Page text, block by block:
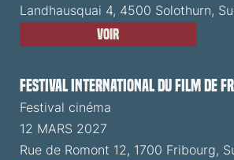
Landhausquai 4, 4500 Solothurn,
Voir
Festival International du Film de
Festival cinéma
12 MARS 2027
Rue de Romont 12, 1700 Fribourg,